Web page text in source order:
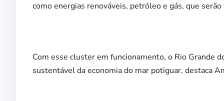
como energias renováveis, petróleo e gás, que
Com esse cluster em funcionamento, o Rio Grande
sustentável da economia do mar potiguar, destaca